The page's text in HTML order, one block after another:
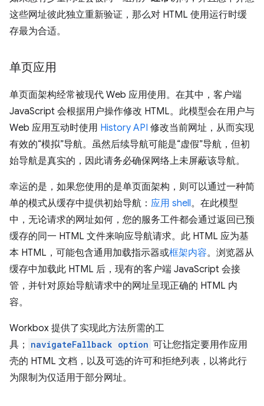
这些网址彼此独立重新验证，那么对 HTML 使用运行时缓
存最为合适。
单页应用
单页面架构经常被现代 Web 应用使用。在其中，客户端
JavaScript 会根据用户操作修改 HTML。此模型会在用户与
Web 应用互动时使用 History API 修改当前网址，从而实现
有效的“模拟”导航。虽然后续导航可能是“虚假”导航，但初
始导航是真实的，因此请务必确保网络上未屏蔽该导航。
幸运的是，如果您使用的是单页面架构，则可以通过一种简
单的模式从缓存中提供初始导航： 应用 shell。在此模型
中，无论请求的网址如何，您的服务工件都会通过返回已预
缓存的同一 HTML 文件来响应导航请求。此 HTML 应为基
本 HTML，可能包含通用加载指示器或框架内容。浏览器从
缓存中加载此 HTML 后，现有的客户端 JavaScript 会接
管，并针对原始导航请求中的网址呈现正确的 HTML 内
容。
Workbox 提供了实现此方法所需的工
具；
navigateFallback option 可让您指定要用作应用
壳的 HTML 文档，以及可选的许可和拒绝列表，以将此行
为限制为仅适用于部分网址。